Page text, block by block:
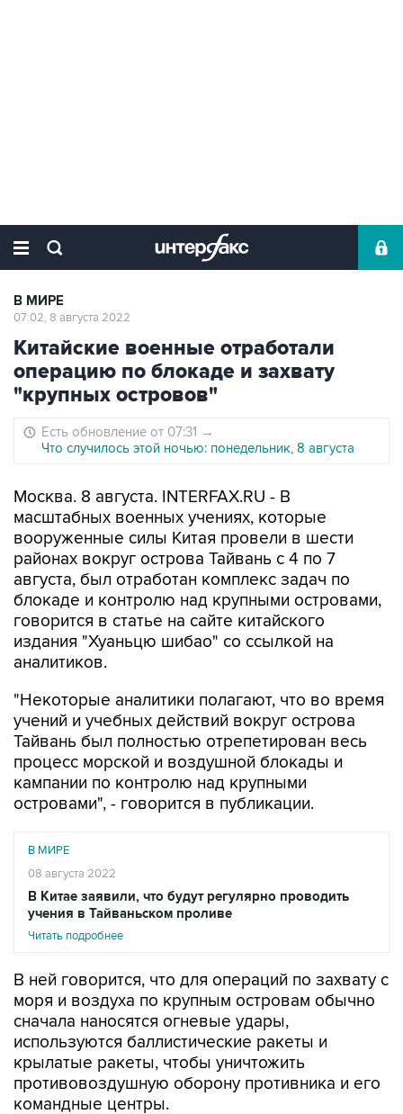
В МИРЕ
07:02, 8 августа 2022
Китайские военные отработали
операцию по блокаде и захвату
"крупных островов"
Есть обновление от 07:31 →
Что случилось этой ночью: понедельник, 8 августа
Москва. 8 августа. INTERFAX.RU - В
масштабных военных учениях, которые
вооруженные силы Китая провели в шести
районах вокруг острова Тайвань с 4 по 7
августа, был отработан комплекс задач по
блокаде и контролю над крупными островами,
говорится в статье на сайте китайского
издания "Хуаньцю шибао" со ссылкой на
аналитиков.
"Некоторые аналитики полагают, что во время
учений и учебных действий вокруг острова
Тайвань был полностью отрепетирован весь
процесс морской и воздушной блокады и
кампании по контролю над крупными
островами", - говорится в публикации.
В МИРЕ
08 августа 2022
В Китае заявили, что будут регулярно проводить
учения в Тайваньском проливе
Читать подробнее
В ней говорится, что для операций по захвату с
моря и воздуха по крупным островам обычно
сначала наносятся огневые удары,
используются баллистические ракеты и
крылатые ракеты, чтобы уничтожить
противовоздушную оборону противника и его
командные центры.